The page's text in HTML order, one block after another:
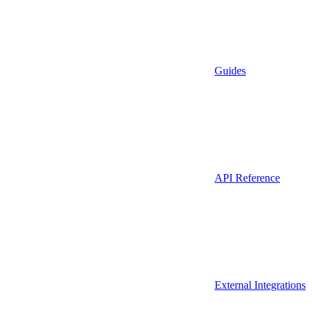
Guides
API Reference
External Integrations